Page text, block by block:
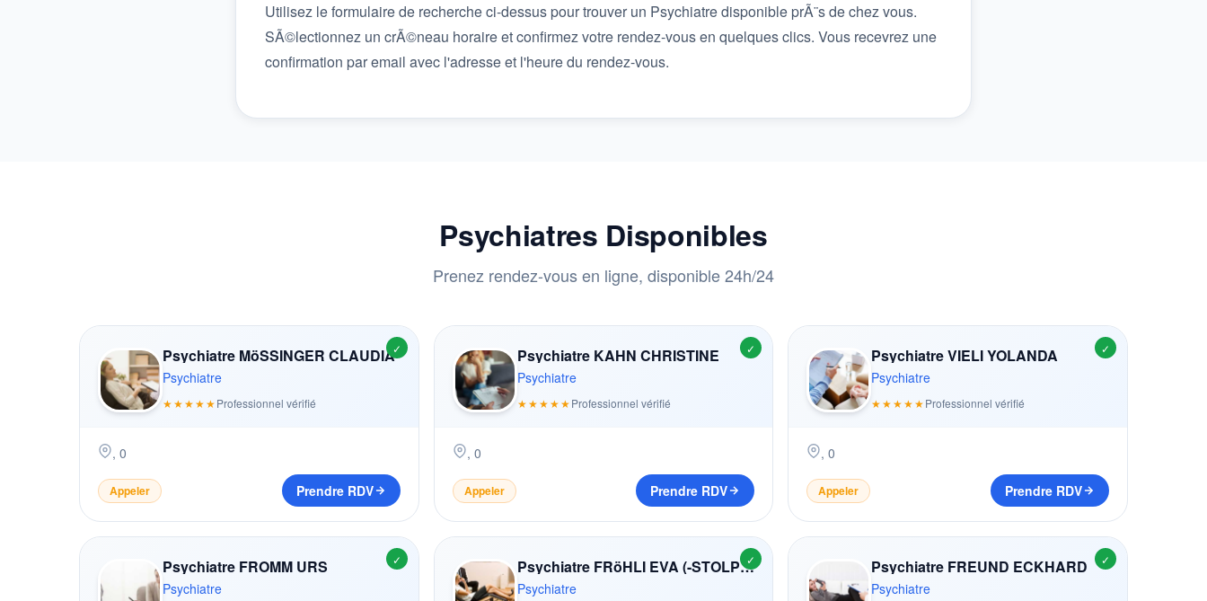
Utilisez le formulaire de recherche ci-dessus pour trouver un Psychiatre disponible prÃ¨s de chez vous.
SÃ©lectionnez un crÃ©neau horaire et confirmez votre rendez-vous en quelques clics. Vous recevrez une
confirmation par email avec l'adresse et l'heure du rendez-vous.
Psychiatres Disponibles
Prenez rendez-vous en ligne, disponible 24h/24
✓
Psychiatre MöSSINGER CLAUDIA
Psychiatre
★★★★★Professionnel vérifié
, 0
Appeler Prendre RDV
✓
Psychiatre KAHN CHRISTINE
Psychiatre
★★★★★Professionnel vérifié
, 0
Appeler Prendre RDV
✓
Psychiatre VIELI YOLANDA
Psychiatre
★★★★★Professionnel vérifié
,0
Appeler Prendre RDV
✓
Psychiatre FROMM URS
Psychiatre
✓
Psychiatre FRöHLI EVA (-STOLPOVA)
Psychiatre
✓
Psychiatre FREUND ECKHARD
Psychiatre